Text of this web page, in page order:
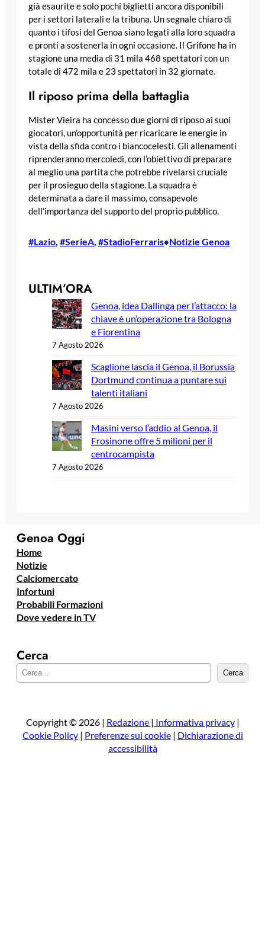
già esaurite e solo pochi biglietti ancora disponibili
per i settori laterali e la tribuna. Un segnale chiaro di
quanto i tifosi del Genoa siano legati alla loro squadra
e pronti a sostenerla in ogni occasione. Il Grifone ha in
stagione una media di 31 mila 468 spettatori con un
totale di 472 mila e 23 spettatori in 32 giornate.
Il riposo prima della battaglia
Mister Vieira ha concesso due giorni di riposo ai suoi
giocatori, un’opportunità per ricaricare le energie in
vista della sfida contro i biancocelesti. Gli allenamenti
riprenderanno mercoledì, con l’obiettivo di preparare
al meglio una partita che potrebbe rivelarsi cruciale
per il prosieguo della stagione. La squadra è
determinata a dare il massimo, consapevole
dell’importanza del supporto del proprio pubblico.
#Lazio, #SerieA, #StadioFerraris•Notizie Genoa
ULTIM’ORA
Genoa, idea Dallinga per l’attacco: la
chiave è un’operazione tra Bologna
e Fiorentina
7 Agosto 2026
Scaglione lascia il Genoa, il Borussia
Dortmund continua a puntare sui
talenti italiani
7 Agosto 2026
Masini verso l’addio al Genoa, il
Frosinone offre 5 milioni per il
centrocampista
7 Agosto 2026
Genoa Oggi
Home
Notizie
Calciomercato
Infortuni
Probabili Formazioni
Dove vedere in TV
Cerca
e
a
Cerca
Copyright © 2026 | Redazione | Informativa privacy|
Cookie Policy| Preferenze sui cookie| Dichiarazione di
accessibilità